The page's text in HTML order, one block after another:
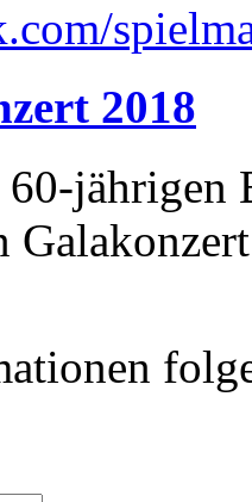
2018
jährigen